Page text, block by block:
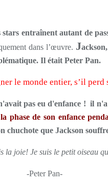
entraînent autant de
dans l’œuvre. J
Il était Peter Pan.
le monde entier, s’il perd
pas eu d'enfance ! il
phase de son enfance
chuchote que Jackson
la joie! Je suis le petit oiseau
-Peter Pan-